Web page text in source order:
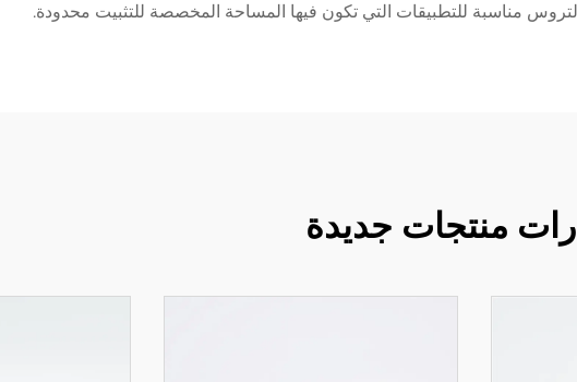
مناسبة للتطبيقات التي تكون فيها المساحة المخصصة للتثبيت محدودة.
منتجات جديدة